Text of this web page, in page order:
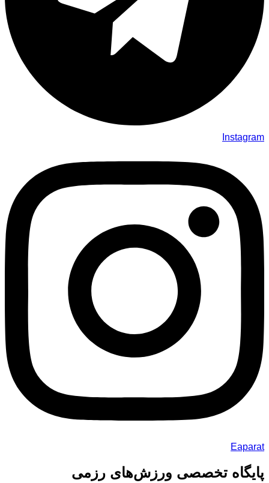
Instagram
Eaparat
پایگاه تخصصی ورزش‌های رزمی